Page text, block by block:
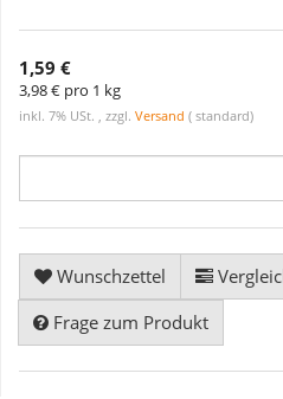
1,59 €
3,98 € pro 1 kg
inkl. 7% USt. , zzgl. Versand ( standard)
Wunschzettel
Frage zum Produkt